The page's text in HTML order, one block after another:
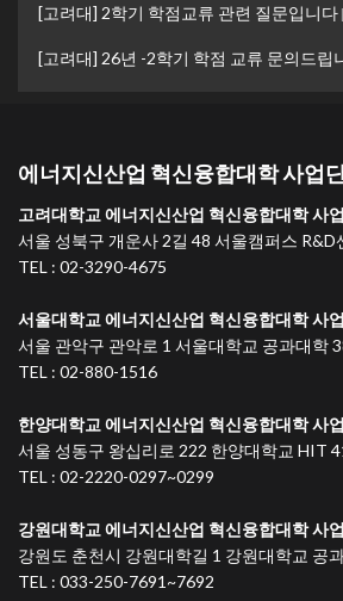
[고려대] 2학기 학점교류 관련 질문입니다 [
[고려대] 26년 -2학기 학점 교류 문의드립
에너지신산업 혁신융합대학 사업
고려대학교 에너지신산업 혁신융합대학 사
서울 성북구 개운사 2길 48 서울캠퍼스 R&D
TEL : 02-3290-4675
서울대학교 에너지신산업 혁신융합대학 사
서울 관악구 관악로 1 서울대학교 공과대학
TEL : 02-880-1516
한양대학교 에너지신산업 혁신융합대학 사
서울 성동구 왕십리로 222 한양대학교 HIT
TEL : 02-2220-0297~0299
강원대학교 에너지신산업 혁신융합대학 사
강원도 춘천시 강원대학길 1 강원대학교 공
TEL : 033-250-7691~7692